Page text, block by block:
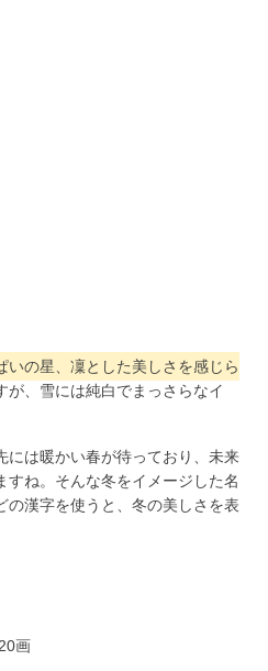
の星、凜とした美しさを感じら
が、雪には純白でまっさらなイ
には暖かい春が待っており、未来
ね。そんな冬をイメージした名
の漢字を使うと、冬の美しさを表
画